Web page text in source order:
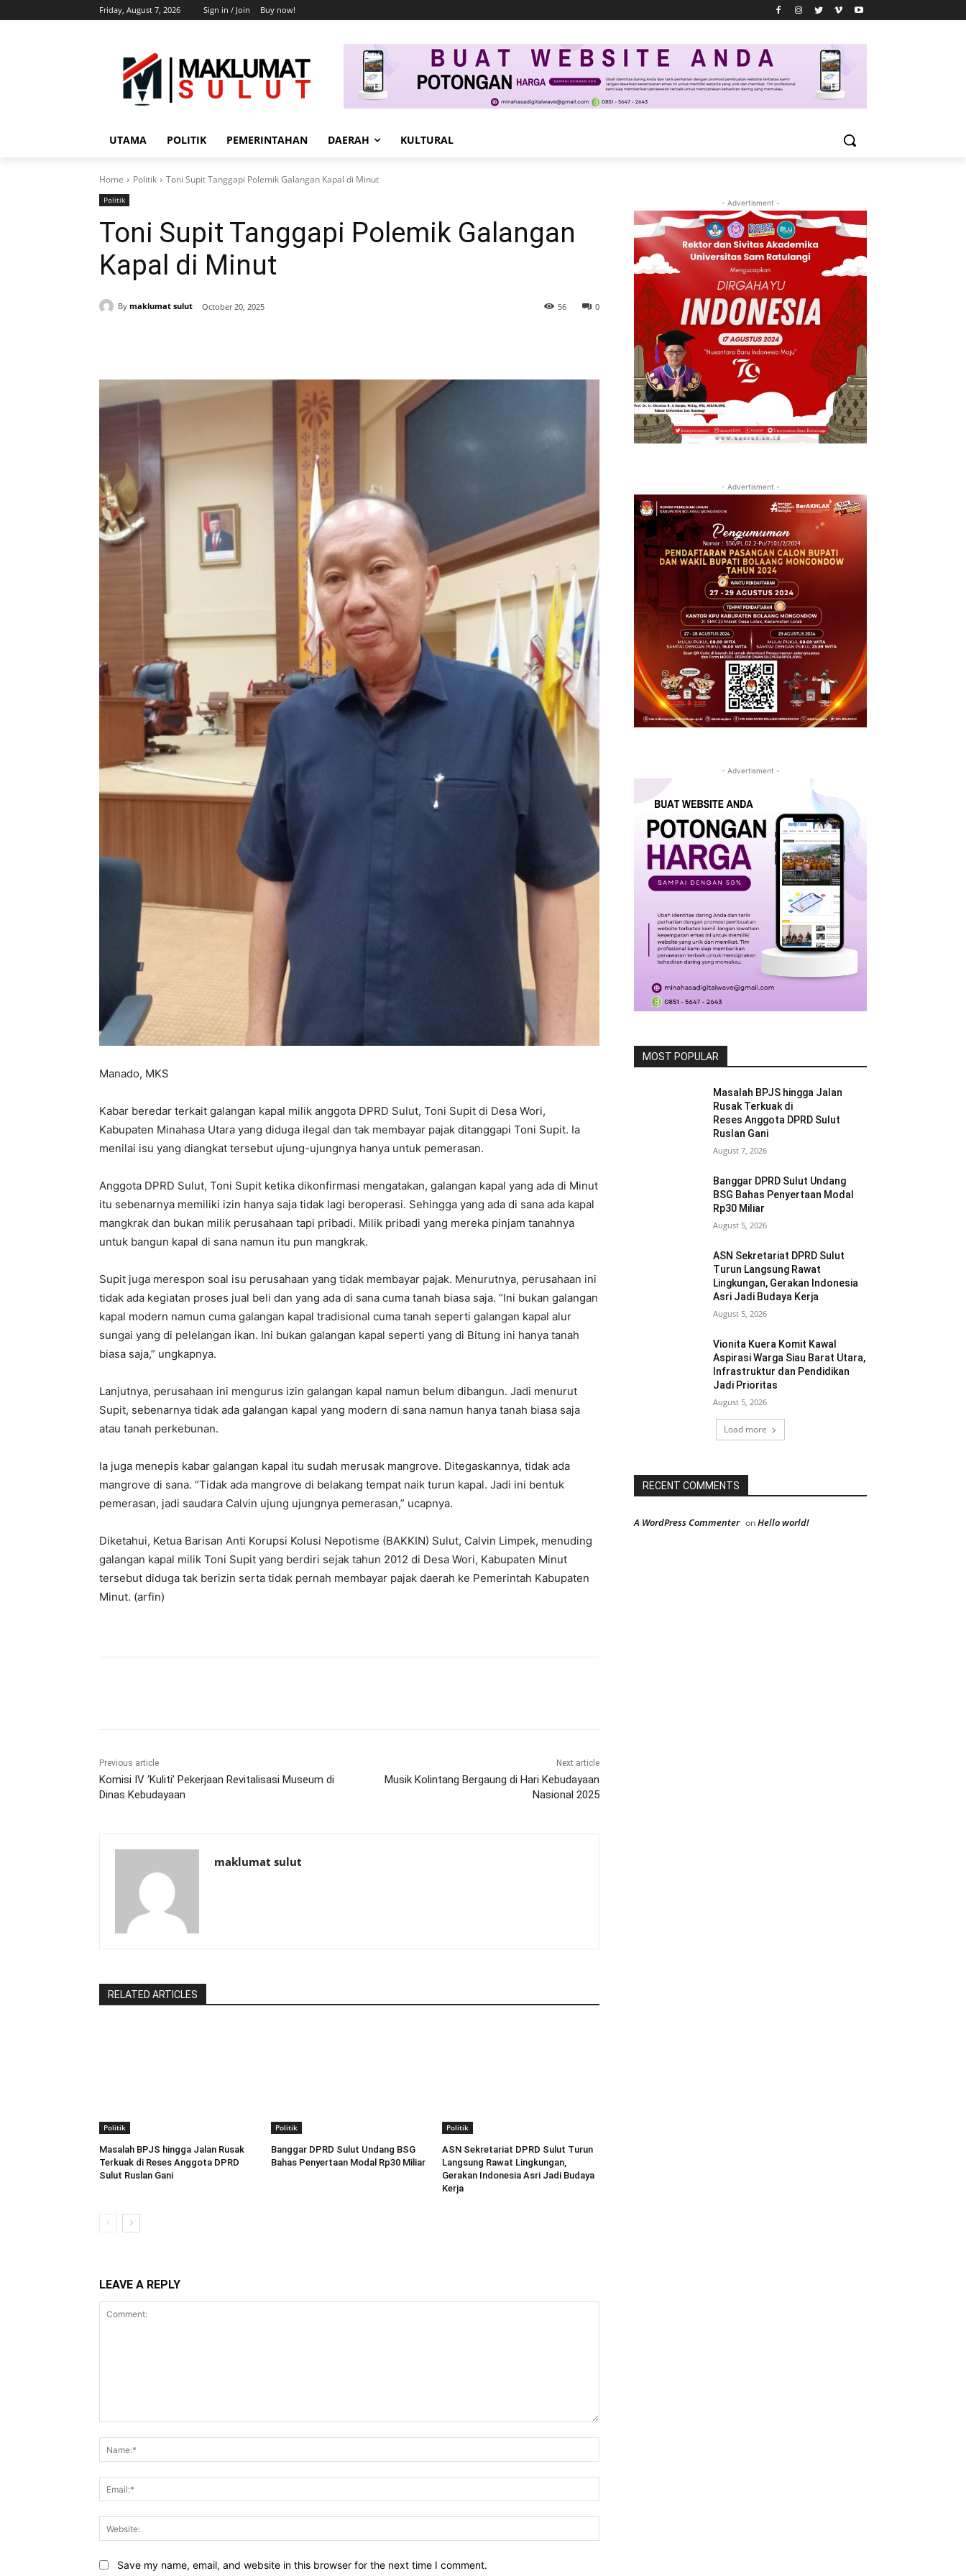
Friday, August 7, 2026 Sign in / Join Buy now!
UTAMA POLITIK PEMERINTAHAN DAERAH KULTURAL
Home Politik Toni Supit Tanggapi Polemik Galangan Kapal di Minut
Politik
Toni Supit Tanggapi Polemik Galangan
Kapal di Minut
By maklumat sulut October 20, 2025 0
56
Manado, MKS
Kabar beredar terkait galangan kapal milik anggota DPRD Sulut, Toni Supit di Desa Wori,
Kabupaten Minahasa Utara yang diduga ilegal dan tak membayar pajak ditanggapi Toni Supit. Ia
menilai isu yang diangkat tersebut ujung-ujungnya hanya untuk pemerasan.
Anggota DPRD Sulut, Toni Supit ketika dikonfirmasi mengatakan, galangan kapal yang ada di Minut
itu sebenarnya memiliki izin hanya saja tidak lagi beroperasi. Sehingga yang ada di sana ada kapal
mangkrak dan bukan milik perusahaan tapi pribadi. Milik pribadi yang mereka pinjam tanahnya
untuk bangun kapal di sana namun itu pun mangkrak.
Supit juga merespon soal isu perusahaan yang tidak membayar pajak. Menurutnya, perusahaan ini
tidak ada kegiatan proses jual beli dan yang ada di sana cuma tanah biasa saja. “Ini bukan galangan
kapal modern namun cuma galangan kapal tradisional cuma tanah seperti galangan kapal alur
sungai yang di pelelangan ikan. Ini bukan galangan kapal seperti yang di Bitung ini hanya tanah
biasa saja,” ungkapnya.
Lanjutnya, perusahaan ini mengurus izin galangan kapal namun belum dibangun. Jadi menurut
Supit, sebenarnya tidak ada galangan kapal yang modern di sana namun hanya tanah biasa saja
atau tanah perkebunan.
Ia juga menepis kabar galangan kapal itu sudah merusak mangrove. Ditegaskannya, tidak ada
mangrove di sana. “Tidak ada mangrove di belakang tempat naik turun kapal. Jadi ini bentuk
pemerasan, jadi saudara Calvin ujung ujungnya pemerasan,” ucapnya.
Diketahui, Ketua Barisan Anti Korupsi Kolusi Nepotisme (BAKKIN) Sulut, Calvin Limpek, menuding
galangan kapal milik Toni Supit yang berdiri sejak tahun 2012 di Desa Wori, Kabupaten Minut
tersebut diduga tak berizin serta tidak pernah membayar pajak daerah ke Pemerintah Kabupaten
Minut. (arfin)
Previous article
Komisi IV ‘Kuliti’ Pekerjaan Revitalisasi Museum di
Dinas Kebudayaan
Next article
Musik Kolintang Bergaung di Hari Kebudayaan
Nasional 2025
maklumat sulut
RELATED ARTICLES
Politik
Masalah BPJS hingga Jalan Rusak
Terkuak di Reses Anggota DPRD
Sulut Ruslan Gani
Politik
Banggar DPRD Sulut Undang BSG
Bahas Penyertaan Modal Rp30 Miliar
Politik
ASN Sekretariat DPRD Sulut Turun
Langsung Rawat Lingkungan,
Gerakan Indonesia Asri Jadi Budaya
Kerja
LEAVE A REPLY
Save my name, email, and website in this browser for the next time I comment.
- Advertisment -
- Advertisment -
- Advertisment -
MOST POPULAR
Masalah BPJS hingga Jalan
Rusak Terkuak di
Reses Anggota DPRD Sulut
Ruslan Gani
August 7, 2026
Banggar DPRD Sulut Undang
BSG Bahas Penyertaan Modal
Rp30 Miliar
August 5, 2026
ASN Sekretariat DPRD Sulut
Turun Langsung Rawat
Lingkungan, Gerakan Indonesia
Asri Jadi Budaya Kerja
August 5, 2026
Vionita Kuera Komit Kawal
Aspirasi Warga Siau Barat Utara,
Infrastruktur dan Pendidikan
Jadi Prioritas
August 5, 2026
Load more
RECENT COMMENTS
A WordPress Commenter onHello world!